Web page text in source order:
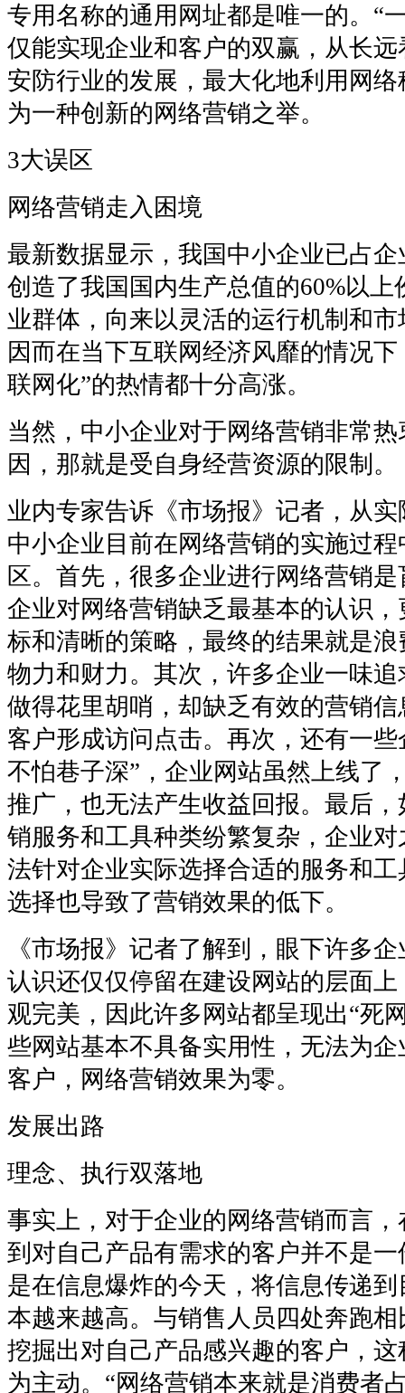
专用名称的通用网址都是唯一的。“
仅能实现企业和客户的双赢，从长
安防行业的发展，最大化地利用网
为一种创新的网络营销之举。
3大误区
网络营销走入困境
最新数据显示，我国中小企业已占
创造了我国国内生产总值的60%以
业群体，向来以灵活的运行机制和
因而在当下互联网经济风靡的情况
联网化”的热情都十分高涨。
当然，中小企业对于网络营销非常
因，那就是受自身经营资源的限制。
业内专家告诉《市场报》记者，从
中小企业目前在网络营销的实施过
区。首先，很多企业进行网络营销
企业对网络营销缺乏最基本的认识
标和清晰的策略，最终的结果就是
物力和财力。其次，许多企业一味
做得花里胡哨，却缺乏有效的营销
客户形成访问点击。再次，还有一
不怕巷子深”，企业网站虽然上线了
推广，也无法产生收益回报。最后
销服务和工具种类纷繁复杂，企业
法针对企业实际选择合适的服务和
选择也导致了营销效果的低下。
《市场报》记者了解到，眼下许多
认识还仅仅停留在建设网站的层面
观完美，因此许多网站都呈现出“死
些网站基本不具备实用性，无法为
客户，网络营销效果为零。
发展出路
理念、执行双落地
事实上，对于企业的网络营销而言
到对自己产品有需求的客户并不是
是在信息爆炸的今天，将信息传递
本越来越高。与销售人员四处奔跑
挖掘出对自己产品感兴趣的客户，
为主动。“网络营销本来就是消费者